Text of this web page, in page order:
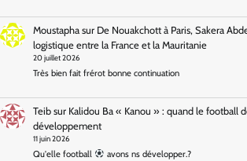
Moustaphasur De Nouakchott à Paris, Sakera
logistique entre la France et la Mauritanie
20 juillet 2026
Très bien fait frérot bonne continuation
Teibsur Kalidou Ba « Kanou » : quand le football
développement
11 juin 2026
Qu'elle football avons ns développer.?